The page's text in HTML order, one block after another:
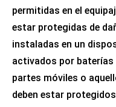
permitidas en el
estar protegidas de
instaladas en un
activados por
partes móviles o
deben estar